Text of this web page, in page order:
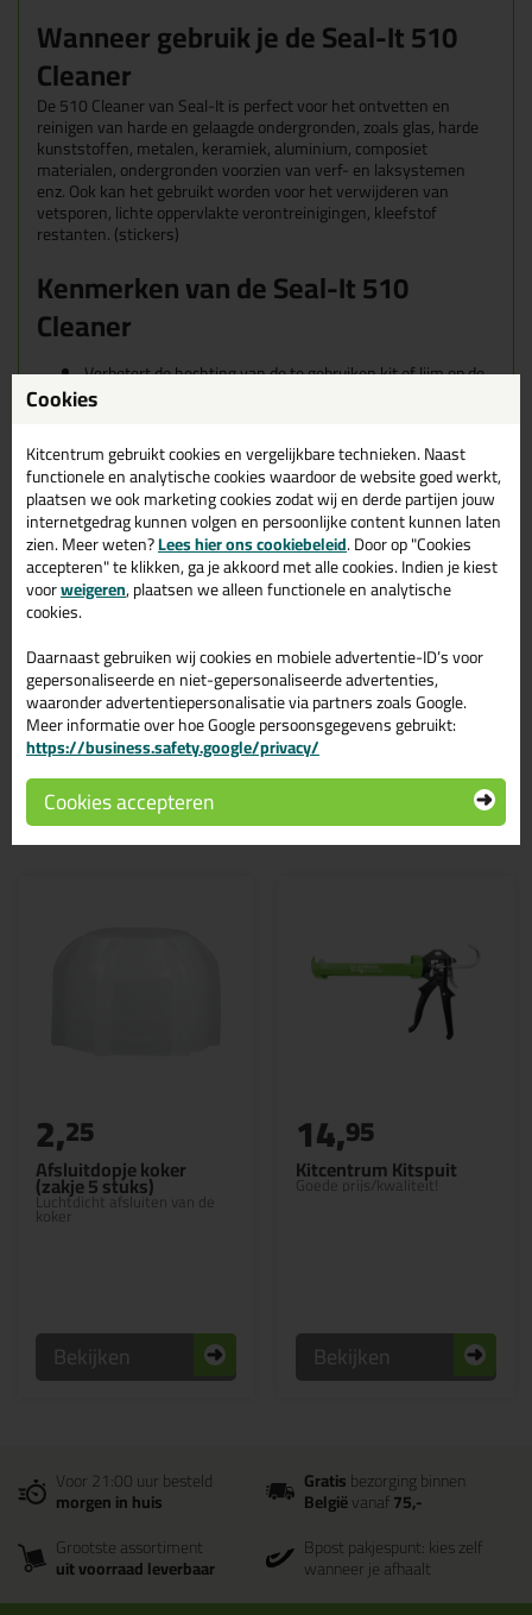
Wanneer gebruik je de Seal-It 510
Cleaner
De 510 Cleaner van Seal-It is perfect voor het ontvetten en
reinigen van harde en gelaagde ondergronden, zoals glas, harde
kunststoffen, metalen, keramiek, aluminium, composiet
materialen, ondergronden voorzien van verf- en laksystemen
enz. Ook kan het gebruikt worden voor het verwijderen van
vetsporen, lichte oppervlakte verontreinigingen, kleefstof
restanten. (stickers)
Kenmerken van de Seal-It 510
Cleaner
Verbetert de hechting van de te gebruiken kit of lijm op de
gereinigde/ontvette ondergrond
Ontvet en reinigt de ondergrond zeer grondig
Gemakkelijk aan te brengen en uit te wrijven
Geurarm
Laat geen sporen of resten na op de behandelde
ondergrond
UN goedgekeurd blik
Verpakking: 1 liter
Tips & tricks voor Seal-It Cleaner 510
1ltr
In de volgende blogs wordt dit product gebruikt:
Spiegel lijmen, zo doe je dat!
Gerelateerde producten
Afsluitdopje koker
(zakje 5 stuks)
Luchtdicht afsluiten van de
koker
2,25
Bekijken
Kitcentrum Kitspuit
Goede prijs/kwaliteit!
14,95
Bekijken
Voor 21:00 uur besteld
morgen in huis
Gratisbezorging binnen
Belgiëvanaf75,-
Grootste assortiment
uit voorraad leverbaar
Bpost pakjespunt: kies zelf
wanneer je afhaalt
Cookies
Kitcentrum gebruikt cookies en vergelijkbare technieken. Naast
functionele en analytische cookies waardoor de website goed werkt,
plaatsen we ook marketing cookies zodat wij en derde partijen jouw
internetgedrag kunnen volgen en persoonlijke content kunnen laten
zien. Meer weten?Lees hier ons cookiebeleid. Door op "Cookies
accepteren" te klikken, ga je akkoord met alle cookies. Indien je kiest
voorweigeren, plaatsen we alleen functionele en analytische
cookies.
Daarnaast gebruiken wij cookies en mobiele advertentie-ID’s voor
gepersonaliseerde en niet-gepersonaliseerde advertenties,
waaronder advertentiepersonalisatie via partners zoals Google.
Meer informatie over hoe Google persoonsgegevens gebruikt:
https://business.safety.google/privacy/
Cookies accepteren